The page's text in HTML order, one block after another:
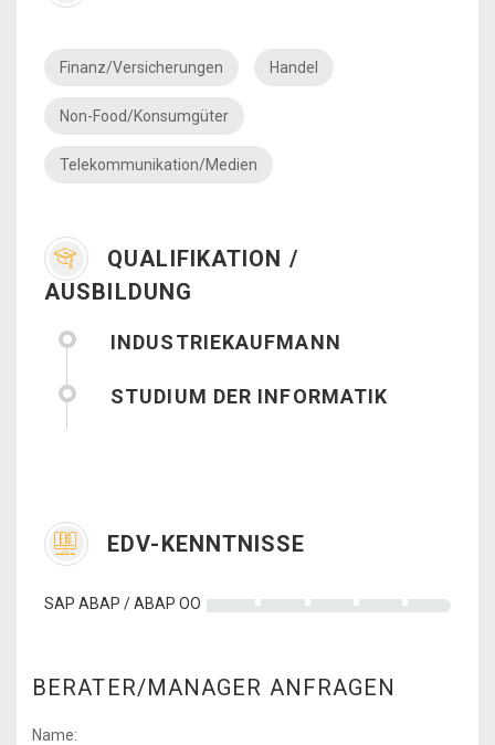
Finanz/Versicherungen Handel
Non-Food/Konsumgüter
Telekommunikation/Medien
QUALIFIKATION /
AUSBILDUNG
INDUSTRIEKAUFMANN
STUDIUM DER INFORMATIK
EDV-KENNTNISSE
SAP ABAP / ABAP OO
BERATER/MANAGER ANFRAGEN
Name: